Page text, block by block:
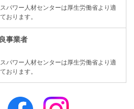
パワー人材センターは厚生労働省より適
おります。
事業者
パワー人材センターは厚生労働省より適
おります。